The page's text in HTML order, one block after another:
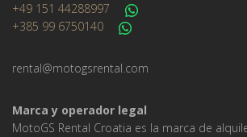
+49 151 44288997
+385 99 6750140
rental@motogsrental.com
Marca y operador legal
MotoGS Rental Croatia es la marca de